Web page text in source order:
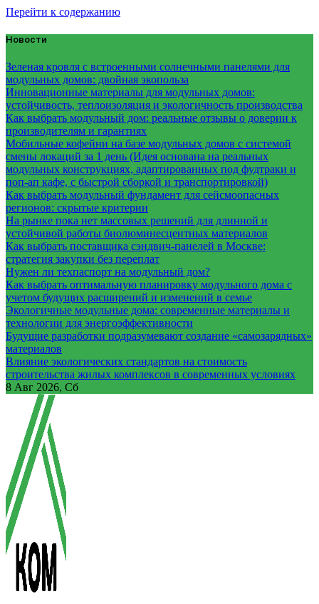
Перейти к содержанию
Новости
Зеленая кровля с встроенными солнечными панелями для
модульных домов: двойная экопольза
Инновационные материалы для модульных домов:
устойчивость, теплоизоляция и экологичность производства
Как выбрать модульный дом: реальные отзывы о доверии к
производителям и гарантиях
Мобильные кофейни на базе модульных домов с системой
смены локаций за 1 день (Идея основана на реальных
модульных конструкциях, адаптированных под фудтраки и
поп-ап кафе, с быстрой сборкой и транспортировкой)
Как выбрать модульный фундамент для сейсмоопасных
регионов: скрытые критерии
На рынке пока нет массовых решений для длинной и
устойчивой работы биолюминесцентных материалов
Как выбрать поставщика сэндвич-панелей в Москве:
стратегия закупки без переплат
Нужен ли техпаспорт на модульный дом?
Как выбрать оптимальную планировку модульного дома с
учетом будущих расширений и изменений в семье
Экологичные модульные дома: современные материалы и
технологии для энергоэффективности
Будущие разработки подразумевают создание «самозарядных»
материалов
Влияние экологических стандартов на стоимость
строительства жилых комплексов в современных условиях
8 Авг 2026, Сб